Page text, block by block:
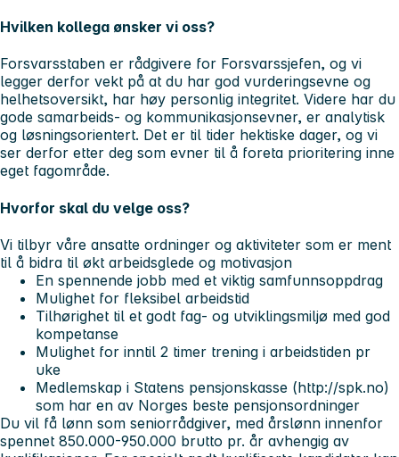
Hvilken kollega ønsker vi oss?
Forsvarsstaben er rådgivere for Forsvarssjefen, og vi
legger derfor vekt på at du har god vurderingsevne og
helhetsoversikt, har høy personlig integritet. Videre har du
gode samarbeids- og kommunikasjonsevner, er analytisk
og løsningsorientert. Det er til tider hektiske dager, og vi
ser derfor etter deg som evner til å foreta prioritering inne
eget fagområde.
Hvorfor skal du velge oss?
Vi tilbyr våre ansatte ordninger og aktiviteter som er ment
til å bidra til økt arbeidsglede og motivasjon
En spennende jobb med et viktig samfunnsoppdrag
Mulighet for fleksibel arbeidstid
Tilhørighet til et godt fag- og utviklingsmiljø med god
kompetanse
Mulighet for inntil 2 timer trening i arbeidstiden pr
uke
Medlemskap i Statens pensjonskasse (http://spk.no)
som har en av Norges beste pensjonsordninger
Du vil få lønn som seniorrådgiver, med årslønn innenfor
spennet 850.000-950.000 brutto pr. år avhengig av